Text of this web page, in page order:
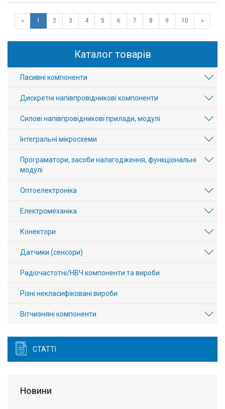
« 1 2 3 4 5 6 7 8 9 10 »
Каталог товарів
Пасивні компоненти
Дискретні напівпровідникові компоненти
Силові напівпровідникові прилади, модулі
Інтегральні мікросхеми
Програматори, засоби налагодження, функціональні
модулі
Оптоелектроніка
Електромеханіка
Конектори
Датчики (сенсори)
Радіочастотні/НВЧ компоненти та вироби
Різні некласифіковані вироби
Вітчизняні компоненти
СТАТТІ
Новини